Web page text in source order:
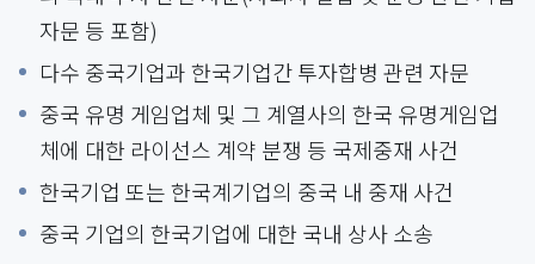
자문 등 포함)
다수 중국기업과 한국기업간 투자합병 관련 자문
중국 유명 게임업체 및 그 계열사의 한국 유명게임업
체에 대한 라이선스 계약 분쟁 등 국제중재 사건
한국기업 또는 한국계기업의 중국 내 중재 사건
중국 기업의 한국기업에 대한 국내 상사 소송